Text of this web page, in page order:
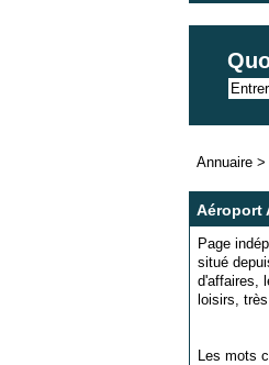
Annuaire >
Aéroport
Page
situé
d'affaires,
loisirs,
Les mots